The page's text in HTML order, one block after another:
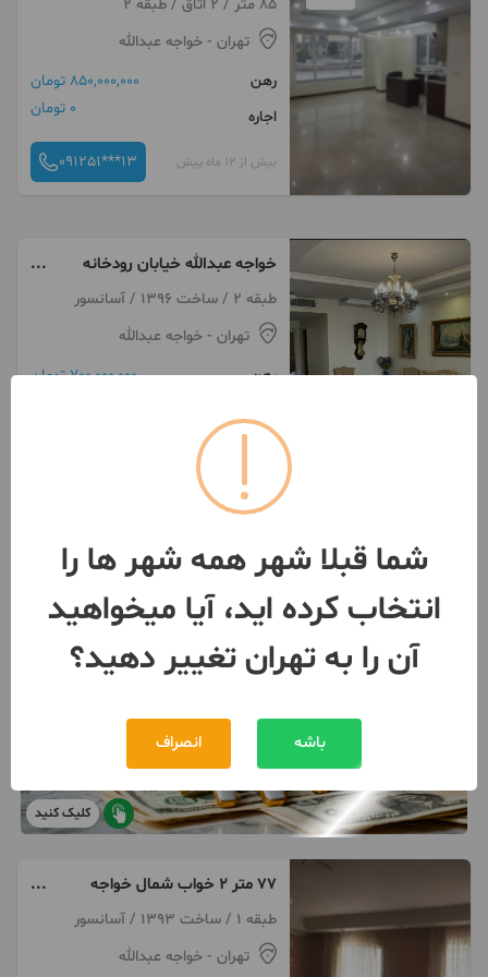
85 متر / 2 اتاق / طبقه 2
تهران - خواجه عبدالله
رهن
850,000,000 تومان
اجاره
0 تومان
بیش از 12 ماه پیش 091251***13
خواجه عبدالله خیابان رودخانه
۱۰۰متر۲خواب
طبقه 2 / ساخت 1396 / آسانسور
تهران - خواجه عبدالله
رهن
700,000,000 تومان
کلیک کنید
۷۷ متر ۲ خواب شمال خواجه
عبداله تک واحدی نورگیر
طبقه 1 / ساخت 1393 / آسانسور
تهران - خواجه عبدالله
شما قبلا شهر همه شهر ها را
انتخاب کرده اید، آیا میخواهید
آن را به تهران تغییر دهید؟
باشه انصراف